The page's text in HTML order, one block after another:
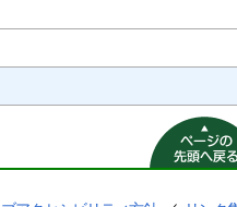
ページの先